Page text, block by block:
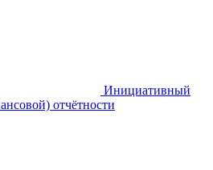
Инициативный
отчётности